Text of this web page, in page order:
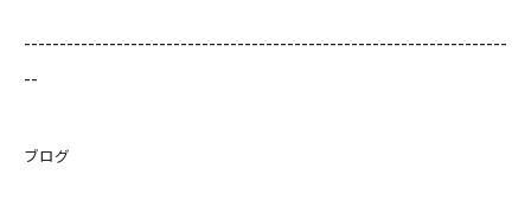
--------------------------------------------------------------------
--
ブログ